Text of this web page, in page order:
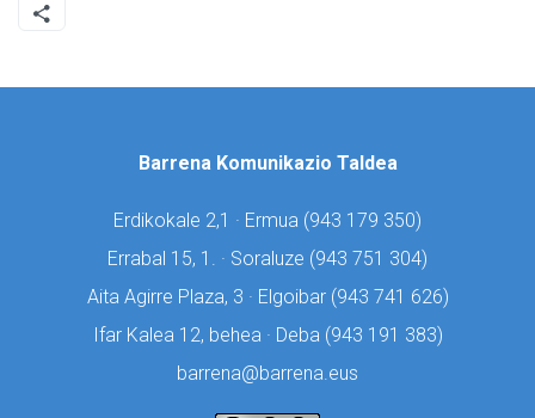
Barrena Komunikazio Taldea
Erdikokale 2,1 · Ermua (943 179 350)
Errabal 15, 1. · Soraluze (943 751 304)
Aita Agirre Plaza, 3 · Elgoibar (943 741 626)
Ifar Kalea 12, behea · Deba (943 191 383)
barrena@barrena.eus